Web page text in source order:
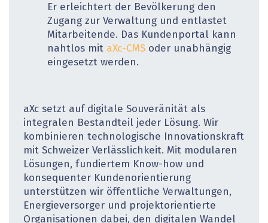
Er erleichtert der Bevölkerung den
Zugang zur Verwaltung und entlastet
Mitarbeitende. Das Kundenportal kann
nahtlos mit aXc-CMS oder unabhängig
eingesetzt werden.
aXc setzt auf digitale Souveränität als
integralen Bestandteil jeder Lösung. Wir
kombinieren technologische Innovationskraft
mit Schweizer Verlässlichkeit. Mit modularen
Lösungen, fundiertem Know-how und
konsequenter Kundenorientierung
unterstützen wir öffentliche Verwaltungen,
Energieversorger und projektorientierte
Organisationen dabei, den digitalen Wandel